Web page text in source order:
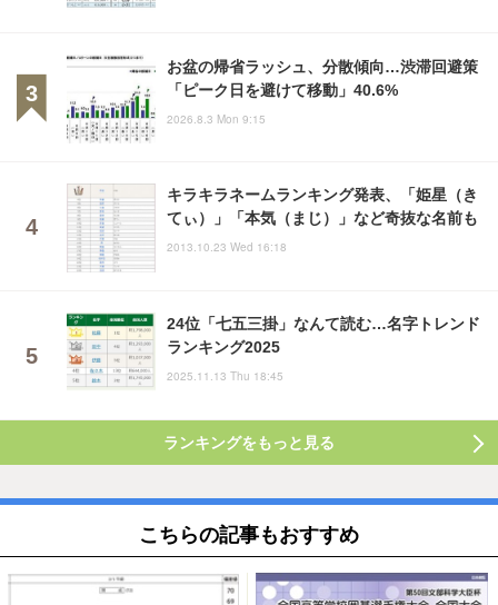
お盆の帰省ラッシュ、分散傾向…渋滞回避策
「ピーク日を避けて移動」40.6%
2026.8.3 Mon 9:15
キラキラネームランキング発表、「姫星（き
てぃ）」「本気（まじ）」など奇抜な名前も
2013.10.23 Wed 16:18
24位「七五三掛」なんて読む…名字トレンド
ランキング2025
2025.11.13 Thu 18:45
ランキングをもっと見る
こちらの記事もおすすめ